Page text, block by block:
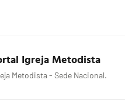
Igreja Metodista
Metodista - Sede Nacional.